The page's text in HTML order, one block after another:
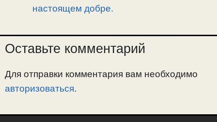
настоящем добре.
Оставьте комментарий
Для отправки комментария вам необходимо
авторизоваться.